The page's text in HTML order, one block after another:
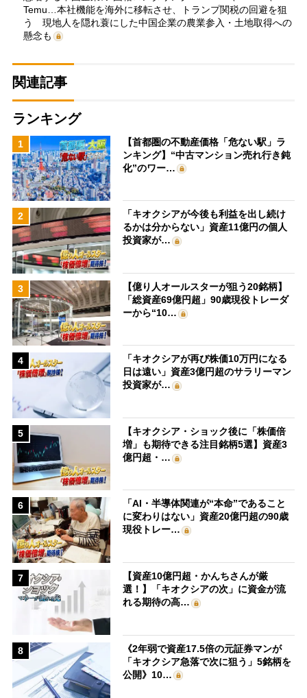
Temu…本社機能を海外に移転させ、トランプ関税の回避を狙
う 現地人を隠れ蓑にした中国企業の農業参入・土地取得への
懸念も
関連記事
ランキング
1
【首都圏の不動産価格「危ない駅」ラ
ンキング】“中古マンション売れ行き鈍
化”のワー…
2
「キオクシアが今後も利益を出し続け
るかは分からない」資産11億円の個人
投資家が…
3
【億り人オールスターが狙う20銘柄】
「総資産69億円超」90歳現役トレーダ
ーから“10…
4
「キオクシアが再び株価10万円になる
日は遠い」資産3億円超のサラリーマン
投資家が…
5
【キオクシア・ショック後に「株価倍
増」も期待できる注目銘柄5選】資産3
億円超・…
6
「AI・半導体関連が“本命”であること
に変わりはない」資産20億円超の90歳
現役トレー…
7
【資産10億円超・かんちさんが厳
選！】「キオクシアの次」に資金が流
れる期待の高…
8
《2年弱で資産17.5倍の元証券マンが
「キオクシア急落で次に狙う」5銘柄を
公開》10…